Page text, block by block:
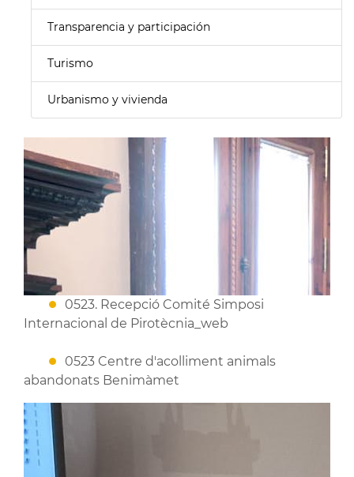
Transparencia y participación
Turismo
Urbanismo y vivienda
0523. Recepció Comité Simposi
Internacional de Pirotècnia_web
0523 Centre d'acolliment animals
abandonats Benimàmet